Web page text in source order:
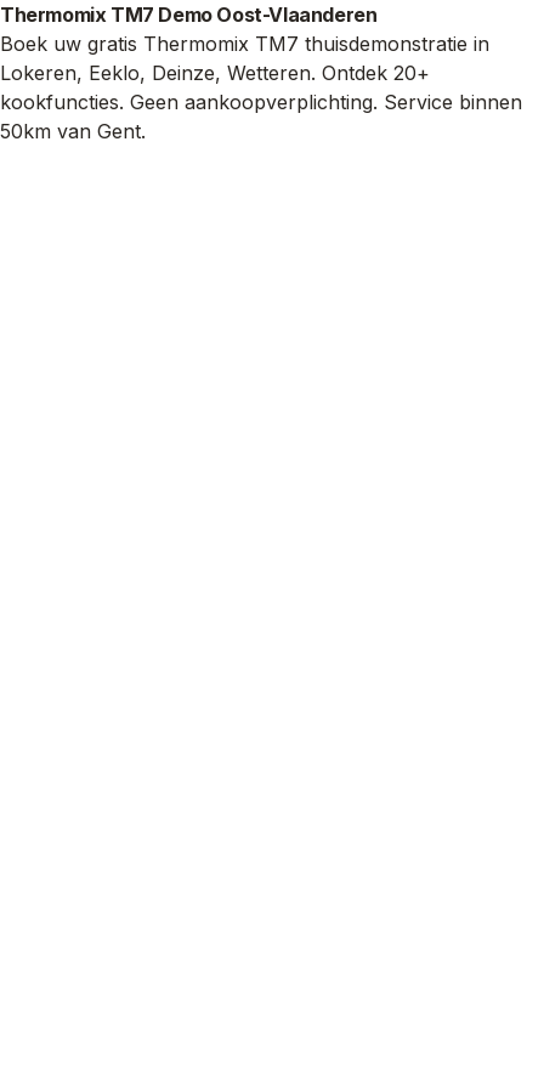
Thermomix TM7 Demo Oost-Vlaanderen
Boek uw gratis Thermomix TM7 thuisdemonstratie in
Lokeren, Eeklo, Deinze, Wetteren. Ontdek 20+
kookfuncties. Geen aankoopverplichting. Service binnen
50km van Gent.